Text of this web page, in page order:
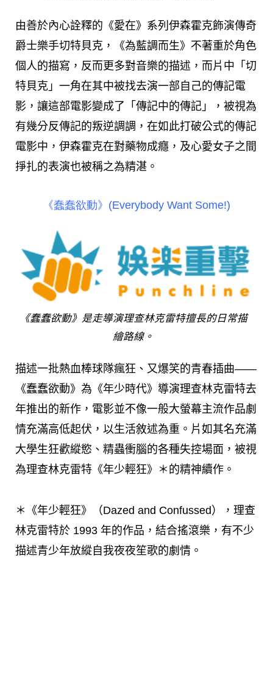
由善於內心詮釋的《愛在》系列伊森霍克飾演傳奇
爵士樂手切特貝克，《為藍調而生》不著重於角色
個人的描寫，反而更多對音樂的描述，而片中「切
特貝克」一角在其中被找去演一部自己的傳記電
影，讓這部電影變成了「傳記中的傳記」，被視為
有幾分反傳記的叛逆調調，在如此打破公式的傳記
電影中，伊森霍克在對藥物成癮，及心愛女子之間
掙扎的表演也被稱之為精湛。
《蠢蠢欲動》(Everybody Want Some!)
《蠢蠢欲動》是走導演理查林克雷特擅長的日常描
繪路線。
描述一批熱血棒球隊瘋狂、又爆笑的青春插曲——
《蠢蠢欲動》為《年少時代》導演理查林克雷特去
年推出的新作，電影並不像一般大螢幕主流作品劇
情充滿高低起伏，以生活敘述為重。片如其名充滿
大學生狂歡縱慾、精蟲衝腦的各種失控場面，被視
為理查林克雷特《年少輕狂》＊的精神續作。
＊《年少輕狂》（Dazed and Confussed），理查
林克雷特於 1993 年的作品，結合搖滾樂，有不少
描述青少年放縱自我夜夜笙歌的劇情。